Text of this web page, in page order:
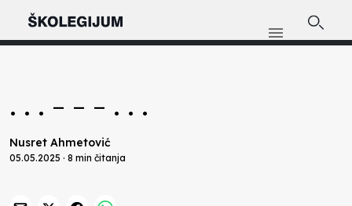
. . . - - - . . .
Nusret Ahmetović
05.05.2025 · 8 min čitanja